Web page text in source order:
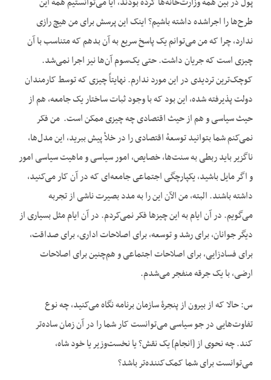
طرح‌ها را اجراشده داشته باشیم؟ اینک این پرسش برای من هیچ رازی
ندارد، چرا که من می‌توانم یک پاسخ سریع به آن بدهم که متناسب با آن
چیزی است که جریان داشت. حتی یک‌سوم آن‌ها نیز اجرا نمی‌شد.
کوچک‌ترین تردیدی در این مورد ندارم. نهایتاً چیزی که توسط کارمندان
دولت پذیرفته شده، این بود که با وجود ثبات ساختار یک جامعه، هم از
حیث سیاسی و هم از حیث اقتصادی چه چیزی ممکن است. من فکر
نمی‌کنم شما بتوانید توسعهٔ اقتصادی را در خلأ پیش ببرید، این مدل‌ها،
ناگزیر باید ربطی به سنت‌ها، خصایص، امور سیاسی و ماهیت سیاسی امور
و اگر مایل باشید، یکپارچگی اجتماعی جامعه‌ای که در آن کار می‌کنید،
داشته باشند. البته، من الآن این را به مدد بصیرت ناشی از تجربه
می‌گویم. در آن ایام به این چیزها فکر نمی‌کردم. در آن ایام مثل بسیاری از
دیگر جوانان، برای رشد و توسعه، برای اصلاحات اداری، برای صداقت،
برای فسادزایی، برای اصلاحات اجتماعی و هم‌چنین برای اصلاحات
ارضی، با یک جرقه منفجر می‌شدم.
س: حالا که از بیرون از پنجرهٔ سازمان برنامه نگاه می‌کنید، چه نوع
تفاوت‌هایی در جو سیاسی می‌توانست کار شما را در آن زمان ساده‌تر
کند. چه نحوی از [انجام] یک نقش؟ یا نخست‌وزیر یا خود شاه،
می‌توانست برای شما کمک‌کننده‌تر باشد؟